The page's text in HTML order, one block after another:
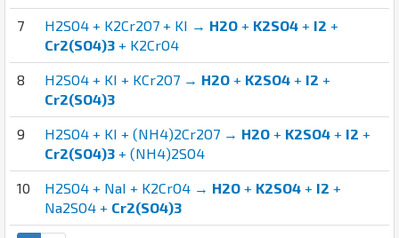
7 H2SO4 + K2Cr2O7 + KI → H2O + K2SO4 + I2 +
Cr2(SO4)3 + K2CrO4
8 H2SO4 + KI + KCr2O7 → H2O + K2SO4 + I2 +
Cr2(SO4)3
9 H2SO4 + KI + (NH4)2Cr2O7 → H2O + K2SO4 + I2 +
Cr2(SO4)3 + (NH4)2SO4
10 H2SO4 + NaI + K2CrO4 → H2O + K2SO4 + I2 +
Na2SO4 + Cr2(SO4)3